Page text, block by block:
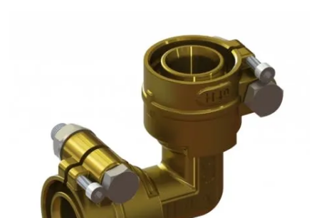
Søk om proffkundekonto
Be om tilbud